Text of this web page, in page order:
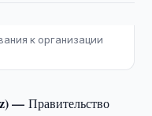
к организации
—Правительство